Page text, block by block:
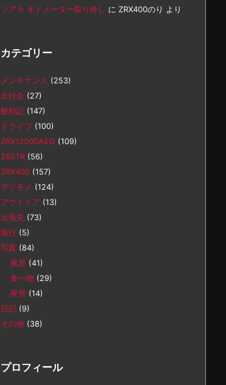
ソアラ オドメーター取り外し に ZRX400のり より
カテゴリー
メンテナンス (253)
走行会 (27)
観戦記 (147)
ドライブ (100)
ZRX1200DAEG (109)
250TR (56)
ZRX400 (157)
デジモノ (124)
アウトドア (13)
出張先 (73)
旅行 (5)
写真 (84)
風景 (41)
食べ物 (29)
夜景 (14)
日記 (9)
その他 (38)
プロフィール